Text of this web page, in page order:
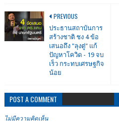
PREVIOUS
ประธานสถาบันการ
สร้างชาติ ชง 4 ข้อ
เสนอถึง "ลุงตู่" แก้
ปัญหาโควิด - 19 จบ
เร็ว กระทบเศรษฐกิจ
น้อย
POST A COMMENT
ไม่มีความคิดเห็น